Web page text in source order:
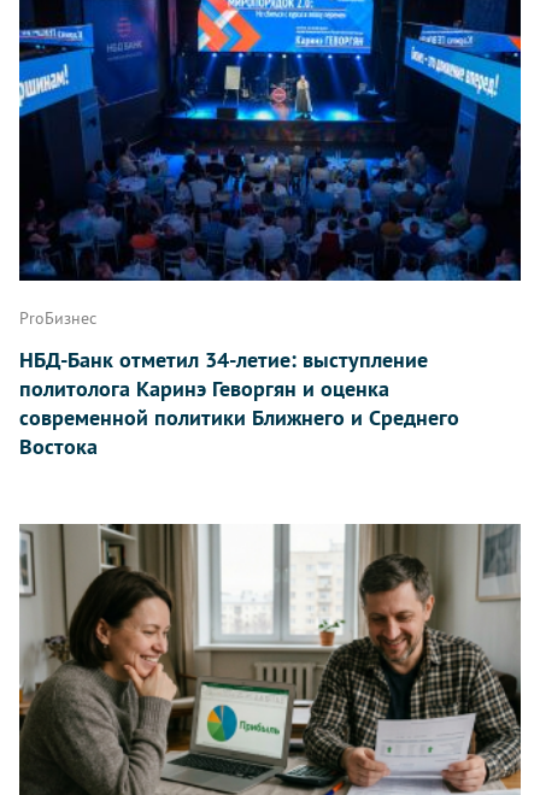
ProБизнес
НБД-Банк отметил 34-летие: выступление
политолога Каринэ Геворгян и оценка
современной политики Ближнего и Среднего
Востока